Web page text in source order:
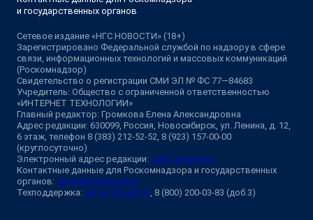
и государственных органов
Сетевое издание «НГС.НОВОСТИ» (18+)
Зарегистрировано Федеральной службой по надзору в сфере
связи, информационных технологий и массовых коммуникаций
(Роскомнадзор)
Свидетельство о регистрации СМИ ЭЛ № ФС 77—84683
Учредитель: Общество с ограниченной ответственностью
«ИНТЕРНЕТ ТЕХНОЛОГИИ»
Главный редактор: Громкова Елена Александровна
Адрес редакции: 630099, Россия, Новосибирск, ул. Ленина, д. 12,
6 этаж, телефон 8 (383) 212-52-52, 8 (923) 157-00-00
(круглосуточно)
Электронный адрес редакции: ngs@shkulev.ru
Контактные данные для Роскомнадзора и государственных
органов: juristnsk@shkulev.ru
Техподдержка: help@shkulev.ru , 8 (800) 200-03-83 (доб.3)